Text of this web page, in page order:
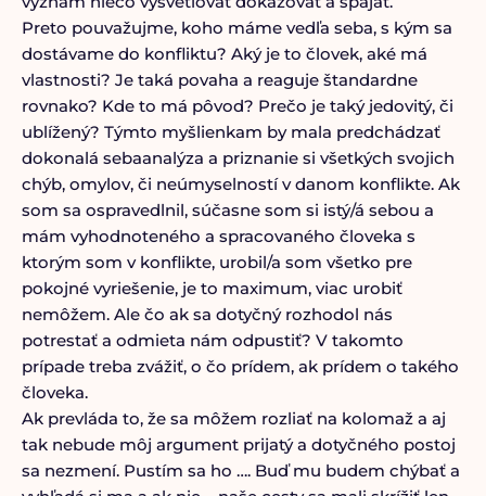
Preto pouvažujme, koho máme vedľa seba, s kým sa
dostávame do konfliktu? Aký je to človek, aké má
vlastnosti? Je taká povaha a reaguje štandardne
rovnako? Kde to má pôvod? Prečo je taký jedovitý, či
ublížený? Týmto myšlienkam by mala predchádzať
dokonalá sebaanalýza a priznanie si všetkých svojich
chýb, omylov, či neúmyselností v danom konflikte. Ak
som sa ospravedlnil, súčasne som si istý/á sebou a
mám vyhodnoteného a spracovaného človeka s
ktorým som v konflikte, urobil/a som všetko pre
pokojné vyriešenie, je to maximum, viac urobiť
nemôžem. Ale čo ak sa dotyčný rozhodol nás
potrestať a odmieta nám odpustiť? V takomto
prípade treba zvážiť, o čo prídem, ak prídem o takého
človeka.
Ak prevláda to, že sa môžem rozliať na kolomaž a aj
tak nebude môj argument prijatý a dotyčného postoj
sa nezmení. Pustím sa ho …. Buď mu budem chýbať a